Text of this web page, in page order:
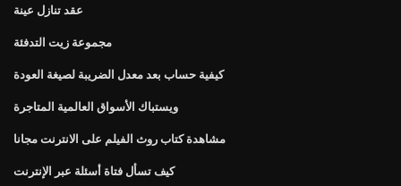
عقد تنازل عينة
مجموعة زيت التدفئة
كيفية حساب بعد معدل الضريبة لصيغة العودة
ويستباك الأسواق العالمية المتاجرة
مشاهدة كتاب روث الفيلم على الانترنت مجانا
كيف تسأل فتاة أسئلة عبر الإنترنت